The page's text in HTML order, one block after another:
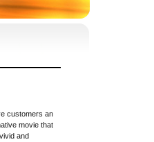
customers an
movie that
and